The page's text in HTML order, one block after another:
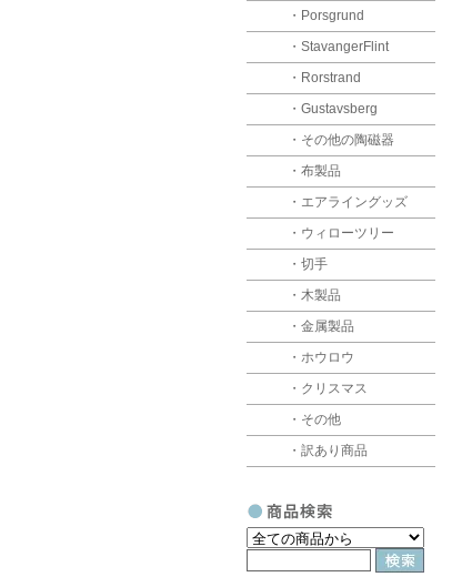
・Porsgrund
・StavangerFlint
・Rorstrand
・Gustavsberg
・その他の陶磁器
・布製品
・エアライングッズ
・ウィローツリー
・切手
・木製品
・金属製品
・ホウロウ
・クリスマス
・その他
・訳あり商品